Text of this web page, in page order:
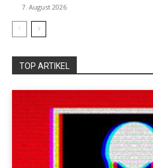
7. August 2026
TOP ARTIKEL